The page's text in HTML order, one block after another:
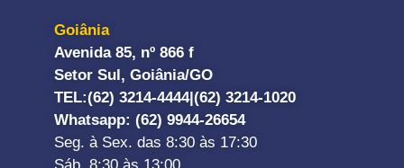
Goiânia
Avenida 85, nº 866 f
Setor Sul, Goiânia/GO
TEL:(62) 3214-4444|(62) 3214-1020
Whatsapp: (62) 9944-26654
Seg. à Sex. das 8:30 às 17:30
Sáb. 8:30 às 13:00